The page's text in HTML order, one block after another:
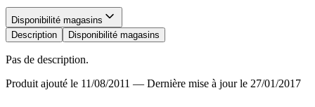
Disponibilité magasins
Description
Disponibilité magasins
Pas de description.
Produit ajouté le 11/08/2011 — Dernière mise à jour le 27/01/2017